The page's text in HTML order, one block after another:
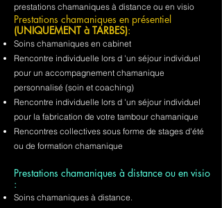
prestations chamaniques à distance ou en visio
Prestations chamaniques en présentiel
(UNIQUEMENT à TARBES):
Soins chamaniques en cabinet
Rencontre individuelle lors d 'un séjour individuel
pour un accompagnement chamanique
personnalisé (soin et coaching)
Rencontre individuelle lors d 'un séjour individuel
pour la fabrication de votre tambour chamanique
Rencontres collectives sous forme de stages d'été
ou de formation chamanique
Prestations chamaniques à distance ou en visio
:
Soins chamaniques à distance.